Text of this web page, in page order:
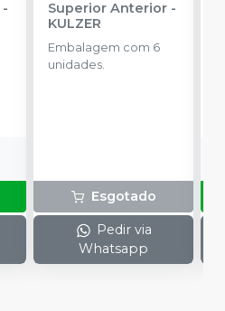
-
Superior Anterior-
KULZER
Embalagem com 6
unidades.
Esgotado
Pedir via
Whatsapp